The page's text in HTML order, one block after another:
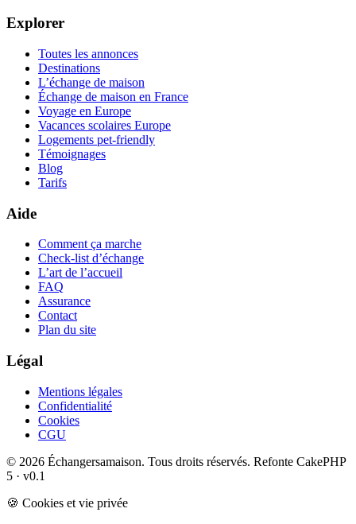
Explorer
Toutes les annonces
Destinations
L’échange de maison
Échange de maison en France
Voyage en Europe
Vacances scolaires Europe
Logements pet-friendly
Témoignages
Blog
Tarifs
Aide
Comment ça marche
Check-list d’échange
L’art de l’accueil
FAQ
Assurance
Contact
Plan du site
Légal
Mentions légales
Confidentialité
Cookies
CGU
© 2026 Échangersamaison. Tous droits réservés. Refonte CakePHP
5 · v0.1
🍪 Cookies et vie privée